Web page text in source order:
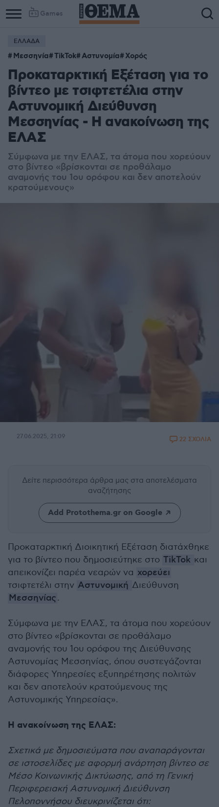
Games
ΕΛΛΑΔΑ
Μεσσηνία TikTok Αστυνομία Χορός
Προκαταρκτική Εξέταση για το
βίντεο με τσιφτετέλια στην
Αστυνομική Διεύθυνση
Μεσσηνίας - Η ανακοίνωση της
ΕΛΑΣ
Σύμφωνα με την ΕΛΑΣ, τα άτομα που χορεύουν
στο βίντεο «βρίσκονται σε προθάλαμο
αναμονής του 1ου ορόφου και δεν αποτελούν
κρατούμενους»
27.06.2025, 21:09 22 ΣΧΟΛΙΑ
Δείτε περισσότερα άρθρα μας στα αποτελέσματα
αναζήτησης
Add Protothema.gr on Google
Προκαταρκτική Διοικητική Εξέταση διατάχθηκε
για το βίντεο που δημοσιεύτηκε στο TikTok και
απεικονίζει παρέα νεαρών να χορεύει
τσιφτετέλι στην Αστυνομική Διεύθυνση
Μεσσηνίας.
Σύμφωνα με την ΕΛΑΣ, τα άτομα που χορεύουν
στο βίντεο «βρίσκονται σε προθάλαμο
αναμονής του 1ου ορόφου της Διεύθυνσης
Αστυνομίας Μεσσηνίας, όπου συστεγάζονται
διάφορες Υπηρεσίες εξυπηρέτησης πολιτών
και δεν αποτελούν κρατούμενους της
Αστυνομικής Υπηρεσίας».
Η ανακοίνωση της ΕΛΑΣ:
Σχετικά με δημοσιεύματα που αναπαράγονται
σε ιστοσελίδες με αφορμή ανάρτηση βίντεο σε
Μέσο Κοινωνικής Δικτύωσης, από τη Γενική
Περιφερειακή Αστυνομική Διεύθυνση
Πελοποννήσου διευκρινίζεται ότι: